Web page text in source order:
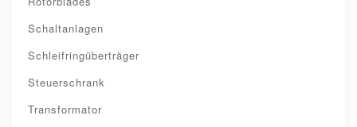
Schaltanlagen
Schleifringüberträger
Steuerschrank
Transformator